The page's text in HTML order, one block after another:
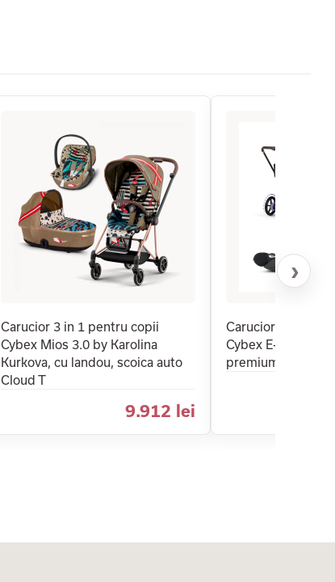
Carucior 3 in 1 pentru copii
Cybex Mios 3.0 by Karolina
Kurkova, cu landou, scoica auto
Cloud T
9.912 lei
Carucior 3 in 1
Cybex E-Priam
premium, cu
›